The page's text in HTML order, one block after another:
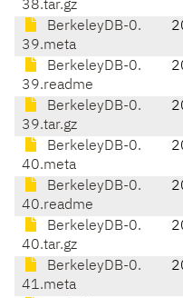
38.tar.gz
BerkeleyDB-0.
39.meta
BerkeleyDB-0.
39.readme
BerkeleyDB-0.
39.tar.gz
BerkeleyDB-0.
40.meta
BerkeleyDB-0.
40.readme
BerkeleyDB-0.
40.tar.gz
BerkeleyDB-0.
41.meta